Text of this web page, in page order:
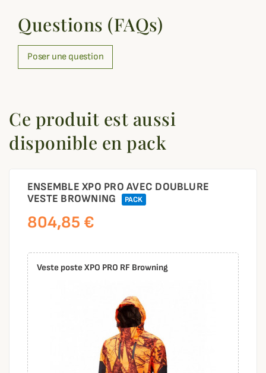
Questions (FAQs)
Poser une question
Ce produit est aussi
disponible en pack
ENSEMBLE XPO PRO AVEC DOUBLURE
VESTE BROWNING
PACK
804,85 €
Veste poste XPO PRO RF Browning